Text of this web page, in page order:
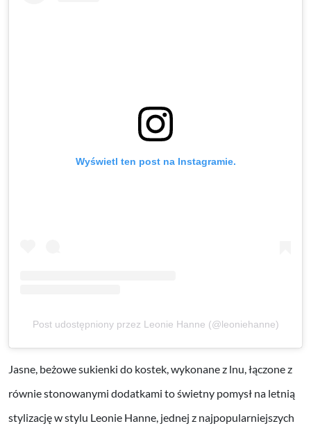
Wyświetl ten post na Instagramie.
Post udostępniony przez Leonie Hanne (@leoniehanne)
Jasne, beżowe sukienki do kostek, wykonane z lnu, łączone z
równie stonowanymi dodatkami to świetny pomysł na letnią
stylizację w stylu Leonie Hanne, jednej z najpopularniejszych